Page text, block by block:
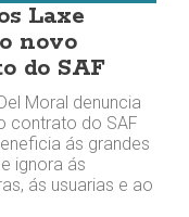
Laxe
novo
do SAF
Moral denuncia
contrato do SAF
ás grandes
ignora ás
ás usuarias e ao